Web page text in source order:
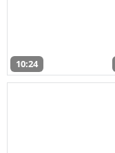
10:24